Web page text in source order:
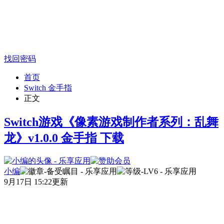
找回密码
首页
Switch 金手指
正文
Switch游戏《像素游戏制作者系列：乱舞
龙》v1.0.0 金手指 下载
小编
9月17日 15:22更新